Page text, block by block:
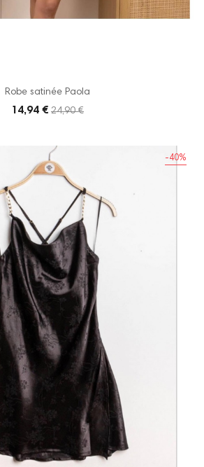
Robe satinée Paola
14,94 € 24,90 €
-40%